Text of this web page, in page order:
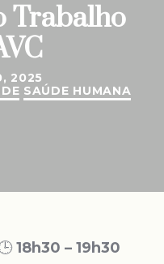
Trabalho
2025
SAÚDE HUMANA
18h30 – 19h30